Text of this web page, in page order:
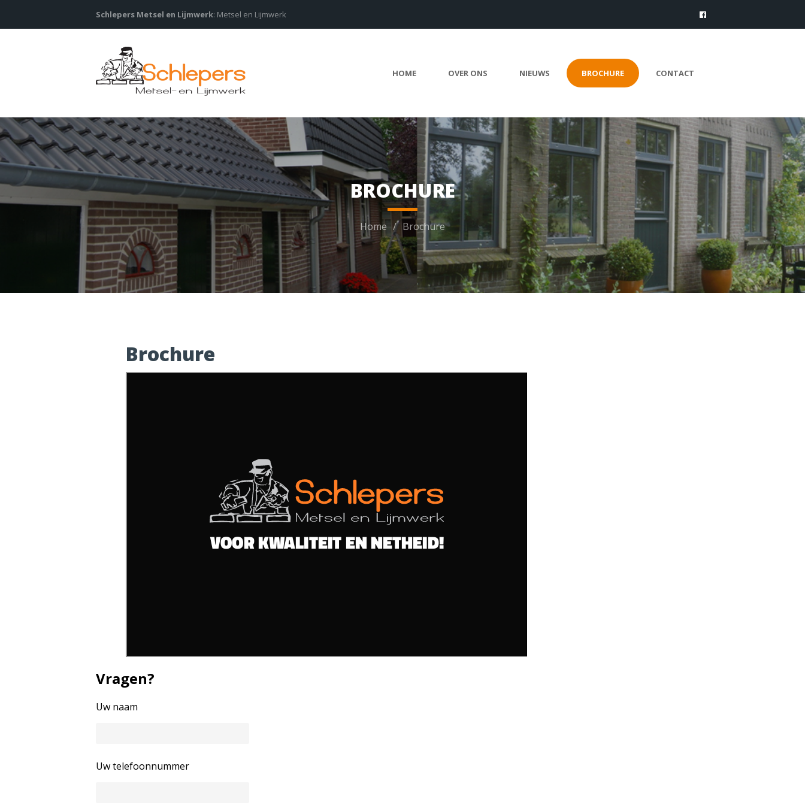
Schlepers Metsel en Lijmwerk: Metsel en Lijmwerk
HOME OVER ONS NIEUWS BROCHURE CONTACT
BROCHURE
Home Brochure
Brochure
Vragen?
Uw naam
Uw telefoonnummer